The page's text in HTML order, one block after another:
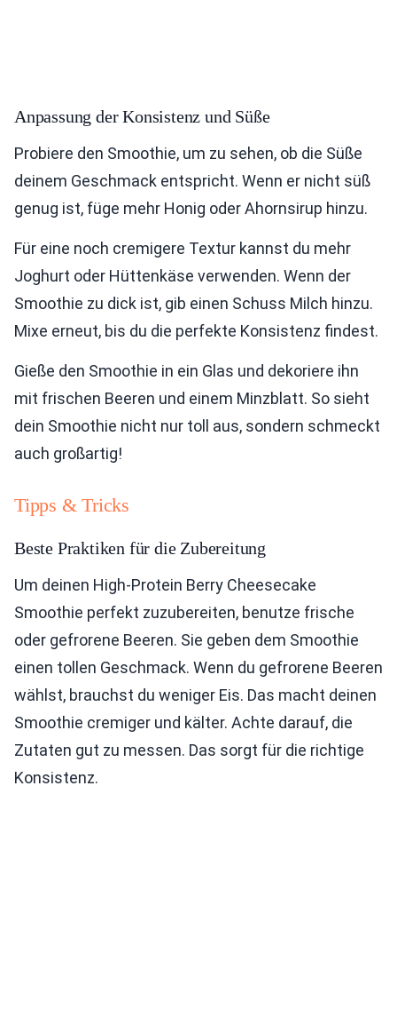
Anpassung der Konsistenz und Süße
Probiere den Smoothie, um zu sehen, ob die Süße
deinem Geschmack entspricht. Wenn er nicht süß
genug ist, füge mehr Honig oder Ahornsirup hinzu.
Für eine noch cremigere Textur kannst du mehr
Joghurt oder Hüttenkäse verwenden. Wenn der
Smoothie zu dick ist, gib einen Schuss Milch hinzu.
Mixe erneut, bis du die perfekte Konsistenz findest.
Gieße den Smoothie in ein Glas und dekoriere ihn
mit frischen Beeren und einem Minzblatt. So sieht
dein Smoothie nicht nur toll aus, sondern schmeckt
auch großartig!
Tipps & Tricks
Beste Praktiken für die Zubereitung
Um deinen High-Protein Berry Cheesecake
Smoothie perfekt zuzubereiten, benutze frische
oder gefrorene Beeren. Sie geben dem Smoothie
einen tollen Geschmack. Wenn du gefrorene Beeren
wählst, brauchst du weniger Eis. Das macht deinen
Smoothie cremiger und kälter. Achte darauf, die
Zutaten gut zu messen. Das sorgt für die richtige
Konsistenz.